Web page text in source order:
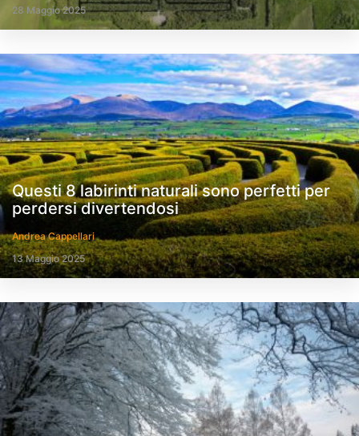
28 Maggio 2025
Questi 8 labirinti naturali sono perfetti per
perdersi divertendosi
Andrea Cappellari
13 Maggio 2025